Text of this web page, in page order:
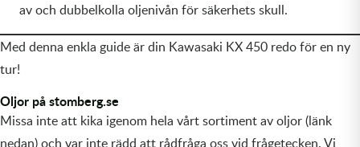
av och dubbelkolla oljenivån för säkerhets skull.
Med denna enkla guide är din Kawasaki KX 450 redo för en ny
tur!
Oljor på stomberg.se
Missa inte att kika igenom hela vårt sortiment av oljor (länk
nedan) och var inte rädd att rådfråga oss vid frågetecken. Vi